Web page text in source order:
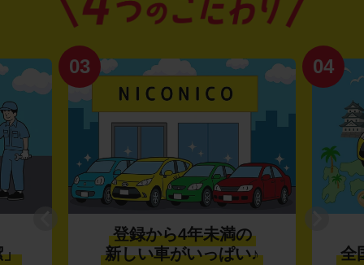
」
03
登録から4年未満の
新しい車がいっぱい♪
04
全